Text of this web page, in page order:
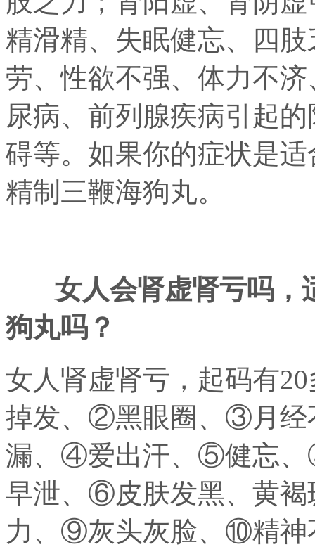
精滑精、失眠健忘、四
劳、性欲不强、体力不
尿病、前列腺疾病引起
碍等。如果你的症状是
精制三鞭海狗丸。
女人会肾虚肾亏吗，
狗丸吗？
女人肾虚肾亏，起码有
掉发、②黑眼圈、③月经
漏、④爱出汗、⑤健忘、
早泄、⑥皮肤发黑、黄
力、⑨灰头灰脸、⑩精